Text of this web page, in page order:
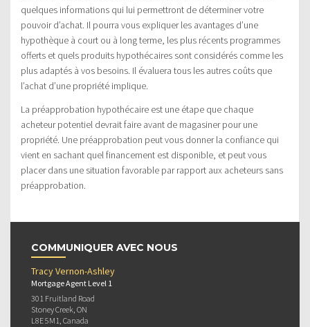
quelques informations qui lui permettront de déterminer votre
pouvoir d’achat. Il pourra vous expliquer les avantages d’une
hypothèque à court ou à long terme, les plus récents programmes
offerts et quels produits hypothécaires sont considérés comme les
plus adaptés à vos besoins. Il évaluera tous les autres coûts que
l’achat d’une propriété implique.
La préapprobation hypothécaire est une étape que chaque
acheteur potentiel devrait faire avant de magasiner pour une
propriété. Une préapprobation peut vous donner la confiance qui
vient en sachant quel financement est disponible, et peut vous
placer dans une situation favorable par rapport aux acheteurs sans
préapprobation.
COMMUNIQUER AVEC NOUS
Tracy Vernon-Ashley
Mortgage Agent Level 1
301 Fruitland Road
Stoney Creek, ON
L8E 5M1, Canada